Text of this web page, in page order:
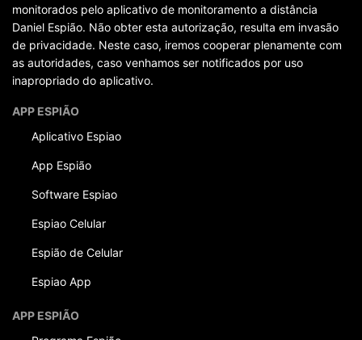
monitorados pelo aplicativo de monitoramento a distância
Daniel Espião. Não obter esta autorização, resulta em invasão
de privacidade. Neste caso, iremos cooperar plenamente com
as autoridades, caso venhamos ser notificados por uso
inapropriado do aplicativo.
APP ESPIÃO
Aplicativo Espiao
App Espião
Software Espiao
Espiao Celular
Espião de Celular
Espiao App
APP ESPIÃO